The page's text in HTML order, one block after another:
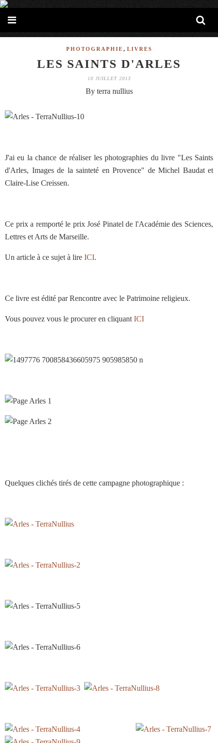
PHOTOGRAPHIE , LIVRES
LES SAINTS D'ARLES
10 JUILLET 2013
By terra nullius
J'ai eu la chance de réaliser les photographies du livre "Les Saints
d'Arles, Images de la sainteté en Provence" de Michel Baudat et
Claire-Lise Creissen.
Ce prix a remporté le prix José Pinatel de l'Académie des Sciences,
Lettres et Arts de Marseille.
Un article à ce sujet à lire ICI.
Ce livre est édité par Rencontre avec le Patrimoine religieux.
Vous pouvez vous le procurer en cliquant ICI
Quelques clichés tirés de cette campagne photographique :